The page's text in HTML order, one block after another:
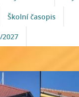
Školní časopis